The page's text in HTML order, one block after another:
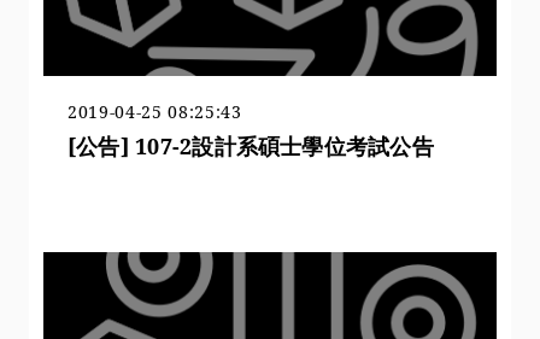
2019-04-25 08:25:43
[公告] 107-2設計系碩士學位考試公告